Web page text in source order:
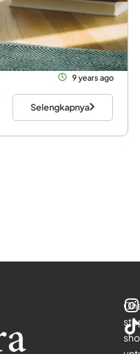
9 years ago
Selengkapnya